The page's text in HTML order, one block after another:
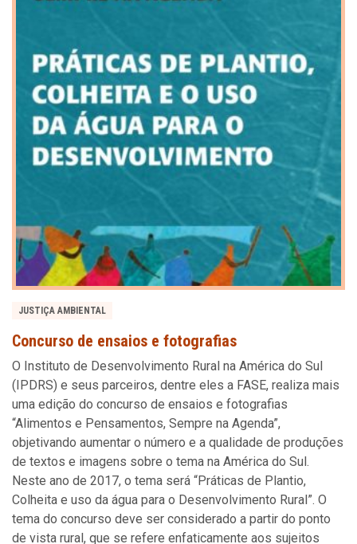
JUSTIÇA AMBIENTAL
Concurso de ensaios e fotografias
O Instituto de Desenvolvimento Rural na América do Sul
(IPDRS) e seus parceiros, dentre eles a FASE, realiza mais
uma edição do concurso de ensaios e fotografias
“Alimentos e Pensamentos, Sempre na Agenda”,
objetivando aumentar o número e a qualidade de produções
de textos e imagens sobre o tema na América do Sul.
Neste ano de 2017, o tema será “Práticas de Plantio,
Colheita e uso da água para o Desenvolvimento Rural”. O
tema do concurso deve ser considerado a partir do ponto
de vista rural, que se refere enfaticamente aos sujeitos